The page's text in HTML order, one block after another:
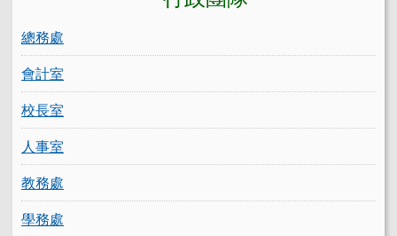
總務處
會計室
校長室
人事室
教務處
學務處